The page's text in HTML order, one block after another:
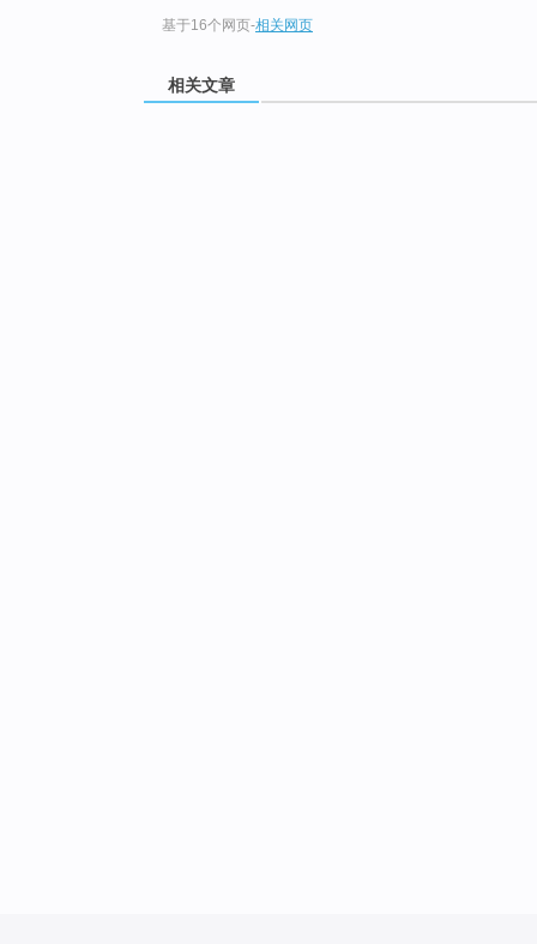
基于16个网页-相关网页
相关文章